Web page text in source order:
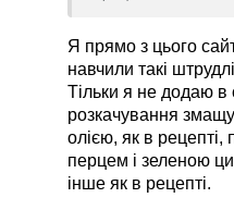
Я прямо з цього
навчили такі
Тільки я не додаю в
розкачування
олією, як в
перцем і зеленою
інше як в рецепті.